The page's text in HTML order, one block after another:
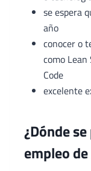
se espera
año
conocer o
como
Code
excelente
¿Dónde
empleo